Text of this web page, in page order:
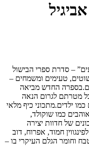
– סדרת ספרי הבישול
טעימים ומשמחים –
החדש מביאה
מטרתם לגרום הנאה
ילדים.מתכוני כיף מלאי
כמו שוקולד,
של חדוות יצירה
חמוד, אפרוח, דוב
וחומר הגלם העיקרי בו –